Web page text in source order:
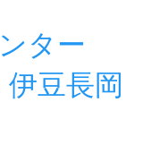
豆長岡